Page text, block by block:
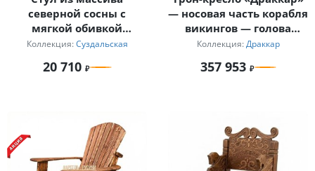
северной сосны с
мягкой обивкой
«Суздальский»
Коллекция: Суздальская
20 710
— носовая часть корабля
викингов — голова
дракона
Коллекция: Драккар
357 953